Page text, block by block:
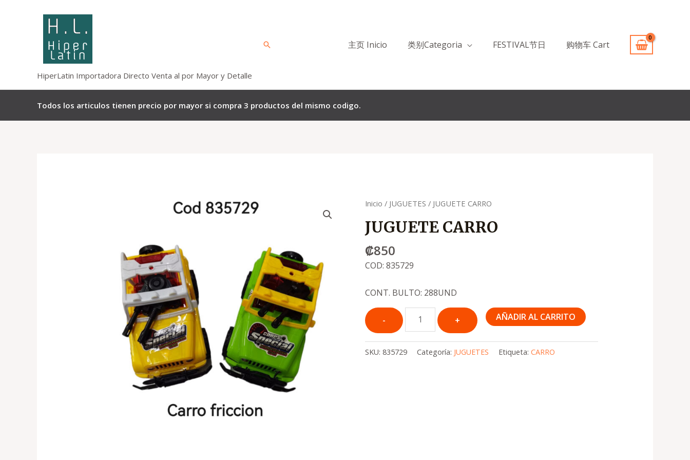
HiperLatin Importadora Directo Venta al por Mayor y Detalle
Buscar 主页 Inicio 类别Categoria FESTIVAL节日 购物车 Cart
Todos los articulos tienen precio por mayor si compra 3 productos del mismo codigo.
Inicio / JUGUETES / JUGUETE CARRO
JUGUETE CARRO
₡850
COD: 835729
CONT. BULTO: 288UND
Quantity
AÑADIR AL CARRITO
SKU:835729 Categoría: JUGUETES Etiqueta:CARRO